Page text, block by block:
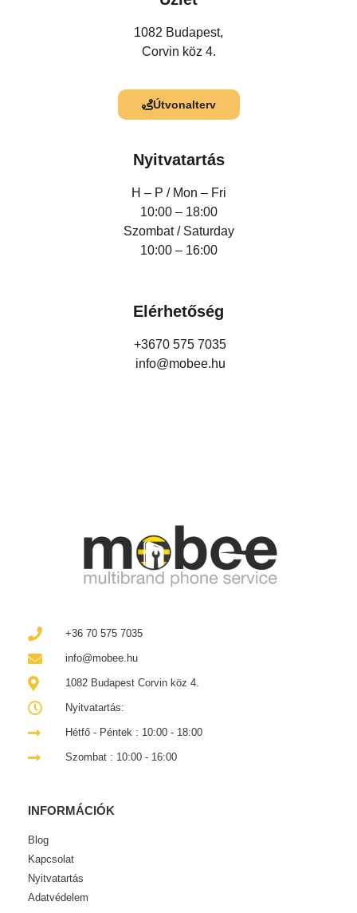
1082 Budapest,
Corvin köz 4.
Útvonalterv
Nyitvatartás
H – P / Mon – Fri
10:00 – 18:00
Szombat / Saturday
10:00 – 16:00
Elérhetőség
+3670 575 7035
info@mobee.hu
+36 70 575 7035
info@mobee.hu
1082 Budapest Corvin köz 4.
Nyitvatartás:
Hétfő - Péntek : 10:00 - 18:00
Szombat : 10:00 - 16:00
INFORMÁCIÓK
Blog
Kapcsolat
Nyitvatartás
Adatvédelem